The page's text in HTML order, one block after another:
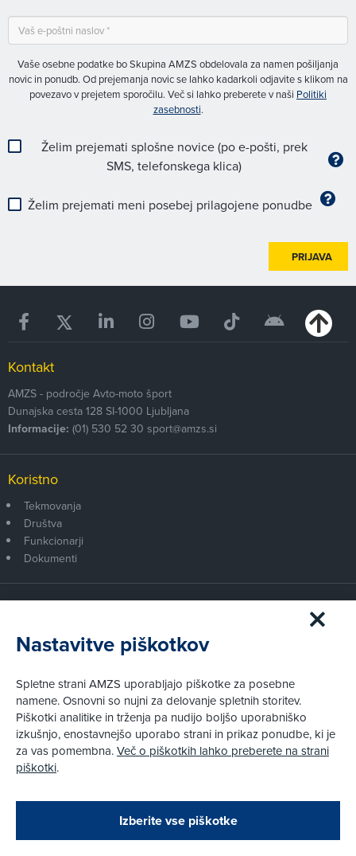
Zapri
Podarjamo vam 10 €!
Obstoječi in novi AMZS člani, ki boste v AMZS
Vaše osebne podatke bo Skupina AMZS obdelovala za namen pošiljanja
novic in ponudb. Od prejemanja novic se lahko kadarkoli odjavite s klikom na
povezavo v prejetem sporočilu. Več si lahko preberete v naši Politiki
zasebnosti.
Želim prejemati splošne novice (po e-pošti, prek
SMS, telefonskega klica)
Želim prejemati meni posebej prilagojene ponudbe
PRIJAVA
Kontakt
AMZS - področje Avto-moto šport
Dunajska cesta 128 SI-1000 Ljubljana
Informacije: (01) 530 52 30 sport@amzs.si
Koristno
Tekmovanja
Društva
Funkcionarji
Dokumenti
Postanite član AMZS
Zakaj (p)ostati član?
Kako vam pomagamo
Pravni vidiki
Piškotki
Pravno obvestilo
Nastavitve piškotkov
Spletne strani AMZS uporabljajo piškotke za posebne
namene. Osnovni so nujni za delovanje spletnih storitev.
Piškotki analitike in trženja pa nudijo boljšo uporabniško
izkušnjo, enostavnejšo uporabo strani in prikaz ponudbe, ki je
za vas pomembna.Več o piškotkih lahko preberete na strani
piškotki.
Izberite vse piškotke